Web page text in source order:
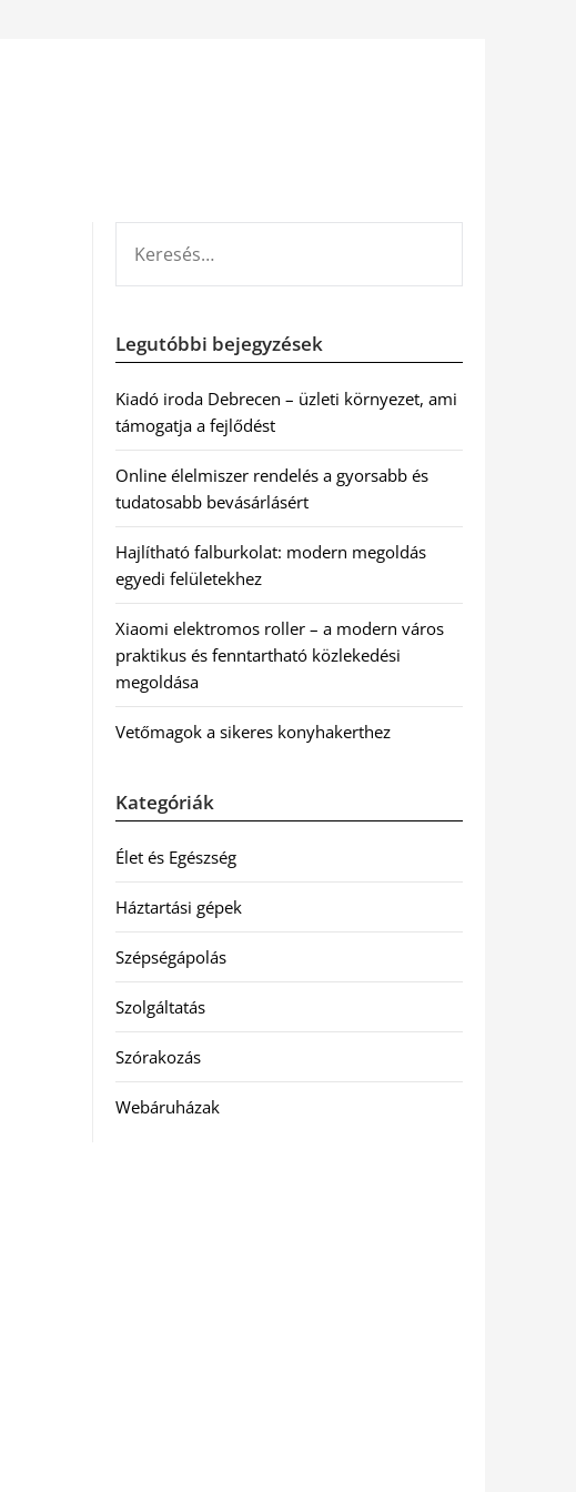
Legutóbbi bejegyzések
Kiadó iroda Debrecen – üzleti környezet, ami
támogatja a fejlődést
Online élelmiszer rendelés a gyorsabb és
tudatosabb bevásárlásért
Hajlítható falburkolat: modern megoldás
egyedi felületekhez
Xiaomi elektromos roller – a modern város
praktikus és fenntartható közlekedési
megoldása
Vetőmagok a sikeres konyhakerthez
Kategóriák
Élet és Egészség
Háztartási gépek
Szépségápolás
Szolgáltatás
Szórakozás
Webáruházak